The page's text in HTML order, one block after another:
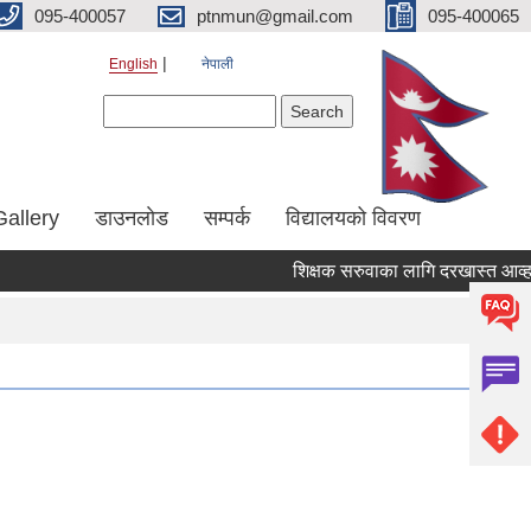
095-400057 ptnmun@gmail.com 095-400065
English नेपाली
डाउनलाेड सम्पर्क विद्यालयको विवरण
शिक्षक सरुवाका लागि दरखास्त आव्हान